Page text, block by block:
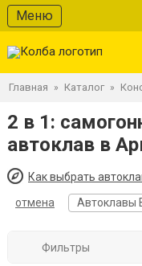
Меню
Главная » Каталог »
2 в 1:
автоклав в
Как выбрать
отмена
Автоклавы
Фильтры